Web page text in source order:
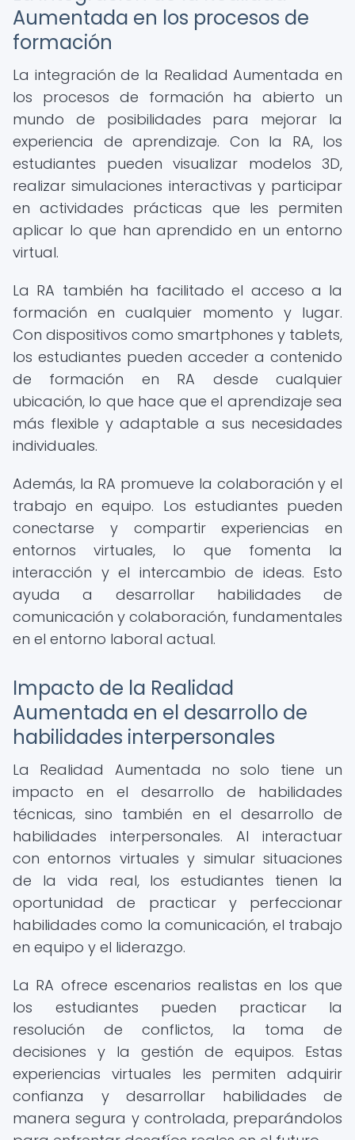
Aumentada en los procesos de
formación
La integración de la Realidad Aumentada en
los procesos de formación ha abierto un
mundo de posibilidades para mejorar la
experiencia de aprendizaje. Con la RA, los
estudiantes pueden visualizar modelos 3D,
realizar simulaciones interactivas y participar
en actividades prácticas que les permiten
aplicar lo que han aprendido en un entorno
virtual.
La RA también ha facilitado el acceso a la
formación en cualquier momento y lugar.
Con dispositivos como smartphones y tablets,
los estudiantes pueden acceder a contenido
de formación en RA desde cualquier
ubicación, lo que hace que el aprendizaje sea
más flexible y adaptable a sus necesidades
individuales.
Además, la RA promueve la colaboración y el
trabajo en equipo. Los estudiantes pueden
conectarse y compartir experiencias en
entornos virtuales, lo que fomenta la
interacción y el intercambio de ideas. Esto
ayuda a desarrollar habilidades de
comunicación y colaboración, fundamentales
en el entorno laboral actual.
Impacto de la Realidad
Aumentada en el desarrollo de
habilidades interpersonales
La Realidad Aumentada no solo tiene un
impacto en el desarrollo de habilidades
técnicas, sino también en el desarrollo de
habilidades interpersonales. Al interactuar
con entornos virtuales y simular situaciones
de la vida real, los estudiantes tienen la
oportunidad de practicar y perfeccionar
habilidades como la comunicación, el trabajo
en equipo y el liderazgo.
La RA ofrece escenarios realistas en los que
los estudiantes pueden practicar la
resolución de conflictos, la toma de
decisiones y la gestión de equipos. Estas
experiencias virtuales les permiten adquirir
confianza y desarrollar habilidades de
manera segura y controlada, preparándolos